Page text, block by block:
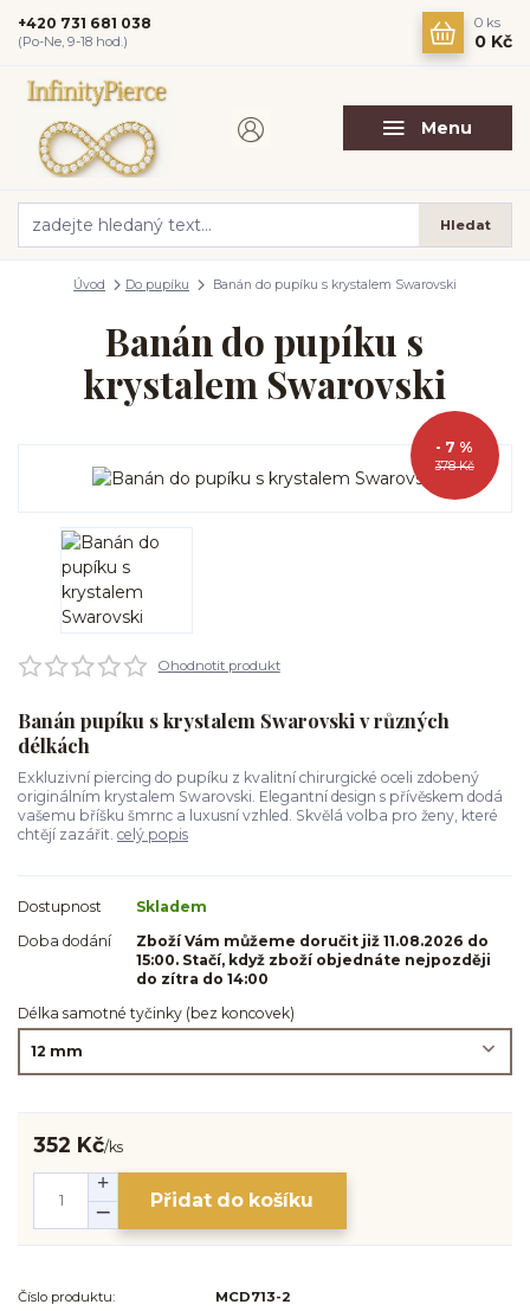
Menu
Hledat
+420 731 681 038
(Po-Ne, 9-18 hod.)
0 ks
0 Kč
Úvod Do pupíku Banán do pupíku s krystalem Swarovski
Banán do pupíku s
krystalem Swarovski
378 Kč
- 7 %
Ohodnotit produkt
Banán pupíku s krystalem Swarovski v různých
délkách
Exkluzivní piercing do pupíku z kvalitní chirurgické oceli zdobený
originálním krystalem Swarovski. Elegantní design s přívěskem dodá
vašemu bříšku šmrnc a luxusní vzhled. Skvělá volba pro ženy, které
chtějí zazářit. celý popis
Dostupnost
Skladem
Doba dodání
Zboží Vám můžeme doručit již 11.08.2026 do
15:00. Stačí, když zboží objednáte nejpozději
do zítra do 14:00
Délka samotné tyčinky (bez koncovek)
352 Kč/ks
Přidat do košíku
Číslo produktu:
MCD713-2